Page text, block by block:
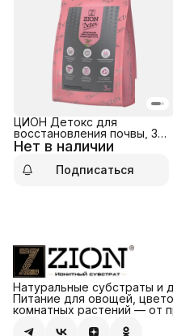
Нет в наличии
ЦИОН Детокс для
восстановления почвы, 3
кг
Подписаться
Натуральные субстраты и
Питание для овощей,
комнатных растений — от